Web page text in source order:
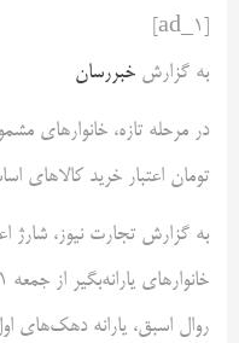
به گزارش خبررسان
تومان اعتبار خرید کالاهای
به گزارش تجارت نیوز، شارژ